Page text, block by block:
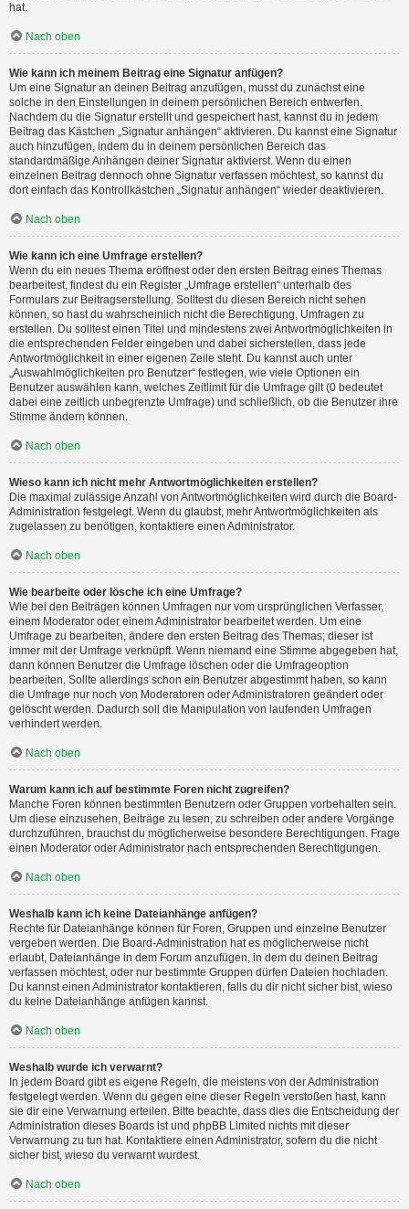
hat.
Nach oben
Wie kann ich meinem Beitrag eine Signatur anfügen?
Um eine Signatur an deinen Beitrag anzufügen, musst du zunächst eine
solche in den Einstellungen in deinem persönlichen Bereich entwerfen.
Nachdem du die Signatur erstellt und gespeichert hast, kannst du in jedem
Beitrag das Kästchen „Signatur anhängen“ aktivieren. Du kannst eine Signatur
auch hinzufügen, indem du in deinem persönlichen Bereich das
standardmäßige Anhängen deiner Signatur aktivierst. Wenn du einen
einzelnen Beitrag dennoch ohne Signatur verfassen möchtest, so kannst du
dort einfach das Kontrollkästchen „Signatur anhängen“ wieder deaktivieren.
Nach oben
Wie kann ich eine Umfrage erstellen?
Wenn du ein neues Thema eröffnest oder den ersten Beitrag eines Themas
bearbeitest, findest du ein Register „Umfrage erstellen“ unterhalb des
Formulars zur Beitragserstellung. Solltest du diesen Bereich nicht sehen
können, so hast du wahrscheinlich nicht die Berechtigung, Umfragen zu
erstellen. Du solltest einen Titel und mindestens zwei Antwortmöglichkeiten in
die entsprechenden Felder eingeben und dabei sicherstellen, dass jede
Antwortmöglichkeit in einer eigenen Zeile steht. Du kannst auch unter
„Auswahlmöglichkeiten pro Benutzer“ festlegen, wie viele Optionen ein
Benutzer auswählen kann, welches Zeitlimit für die Umfrage gilt (0 bedeutet
dabei eine zeitlich unbegrenzte Umfrage) und schließlich, ob die Benutzer ihre
Stimme ändern können.
Nach oben
Wieso kann ich nicht mehr Antwortmöglichkeiten erstellen?
Die maximal zulässige Anzahl von Antwortmöglichkeiten wird durch die Board-
Administration festgelegt. Wenn du glaubst, mehr Antwortmöglichkeiten als
zugelassen zu benötigen, kontaktiere einen Administrator.
Nach oben
Wie bearbeite oder lösche ich eine Umfrage?
Wie bei den Beiträgen können Umfragen nur vom ursprünglichen Verfasser,
einem Moderator oder einem Administrator bearbeitet werden. Um eine
Umfrage zu bearbeiten, ändere den ersten Beitrag des Themas; dieser ist
immer mit der Umfrage verknüpft. Wenn niemand eine Stimme abgegeben hat,
dann können Benutzer die Umfrage löschen oder die Umfrageoption
bearbeiten. Sollte allerdings schon ein Benutzer abgestimmt haben, so kann
die Umfrage nur noch von Moderatoren oder Administratoren geändert oder
gelöscht werden. Dadurch soll die Manipulation von laufenden Umfragen
verhindert werden.
Nach oben
Warum kann ich auf bestimmte Foren nicht zugreifen?
Manche Foren können bestimmten Benutzern oder Gruppen vorbehalten sein.
Um diese einzusehen, Beiträge zu lesen, zu schreiben oder andere Vorgänge
durchzuführen, brauchst du möglicherweise besondere Berechtigungen. Frage
einen Moderator oder Administrator nach entsprechenden Berechtigungen.
Nach oben
Weshalb kann ich keine Dateianhänge anfügen?
Rechte für Dateianhänge können für Foren, Gruppen und einzelne Benutzer
vergeben werden. Die Board-Administration hat es möglicherweise nicht
erlaubt, Dateianhänge in dem Forum anzufügen, in dem du deinen Beitrag
verfassen möchtest, oder nur bestimmte Gruppen dürfen Dateien hochladen.
Du kannst einen Administrator kontaktieren, falls du dir nicht sicher bist, wieso
du keine Dateianhänge anfügen kannst.
Nach oben
Weshalb wurde ich verwarnt?
In jedem Board gibt es eigene Regeln, die meistens von der Administration
festgelegt werden. Wenn du gegen eine dieser Regeln verstoßen hast, kann
sie dir eine Verwarnung erteilen. Bitte beachte, dass dies die Entscheidung der
Administration dieses Boards ist und phpBB Limited nichts mit dieser
Verwarnung zu tun hat. Kontaktiere einen Administrator, sofern du die nicht
sicher bist, wieso du verwarnt wurdest.
Nach oben